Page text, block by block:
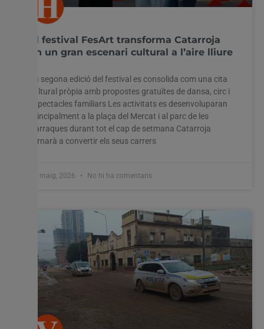
El festival FesArt transforma Catarroja
en un gran escenari cultural a l’aire lliure
La segona edició del festival es consolida com una cita
cultural pròpia amb propostes gratuïtes de dansa, circ i
espectacles familiars Les activitats es desenvoluparan
principalment a la plaça del Mercat i al parc de les
Barraques durant tot el cap de setmana Catarroja
tornarà a convertir els seus carrers
27 maig, 2026 No hi ha comentaris